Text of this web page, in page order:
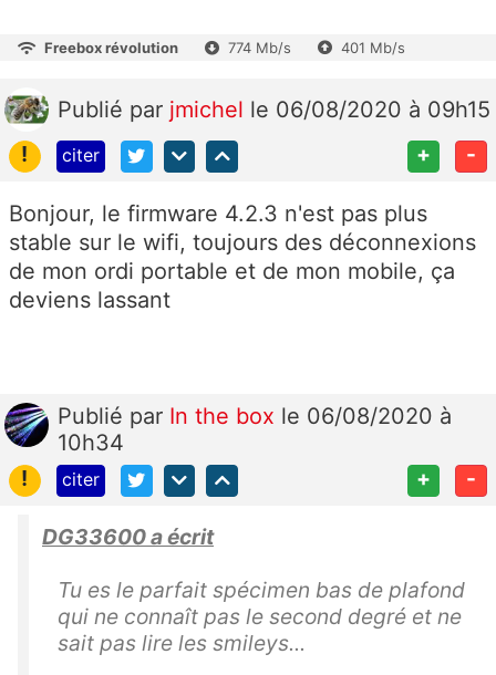
Freebox révolution 774 Mb/s 401 Mb/s
Publié par jmichel le 06/08/2020 à 09h15
!
citer + -
Bonjour, le firmware 4.2.3 n'est pas plus
stable sur le wifi, toujours des déconnexions
de mon ordi portable et de mon mobile, ça
deviens lassant
Publié par In the box le 06/08/2020 à
10h34
!
citer + -
DG33600 a écrit
Tu es le parfait spécimen bas de plafond
qui ne connaît pas le second degré et ne
sait pas lire les smileys...